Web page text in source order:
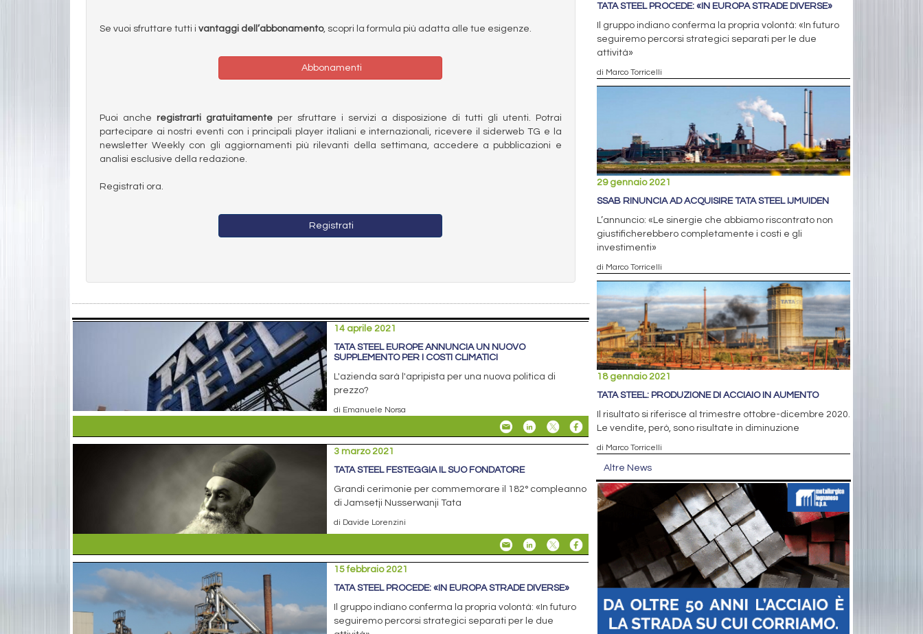
Se vuoi sfruttare tutti i vantaggi dell’abbonamento, scopri la formula più adatta alle tue esigenze.
Abbonamenti
Puoi anche registrarti gratuitamenteper sfruttare i servizi a disposizione di tutti gli utenti. Potrai
partecipare ai nostri eventi con i principali player italiani e internazionali, ricevere il siderweb TG e la
newsletter Weekly con gli aggiornamenti più rilevanti della settimana, accedere a pubblicazioni e
analisi esclusive della redazione.
Registrati ora.
Registrati
14 aprile 2021
TATA STEEL EUROPE ANNUNCIA UN NUOVO
SUPPLEMENTO PER I COSTI CLIMATICI
L'azienda sarà l'apripista per una nuova politica di
prezzo?
di Emanuele Norsa
3 marzo 2021
TATA STEEL FESTEGGIA IL SUO FONDATORE
Grandi cerimonie per commemorare il 182° compleanno
di Jamsetji Nusserwanji Tata
di Davide Lorenzini
15 febbraio 2021
TATA STEEL PROCEDE: «IN EUROPA STRADE DIVERSE»
Il gruppo indiano conferma la propria volontà: «In futuro
seguiremo percorsi strategici separati per le due
TATA STEEL PROCEDE: «IN EUROPA STRADE DIVERSE»
Il gruppo indiano conferma la propria volontà: «In futuro
seguiremo percorsi strategici separati per le due
attività»
di Marco Torricelli
29 gennaio 2021
SSAB RINUNCIA AD ACQUISIRE TATA STEEL IJMUIDEN
L’annuncio: «Le sinergie che abbiamo riscontrato non
giustificherebbero completamente i costi e gli
investimenti»
di Marco Torricelli
18 gennaio 2021
TATA STEEL: PRODUZIONE DI ACCIAIO IN AUMENTO
Il risultato si riferisce al trimestre ottobre-dicembre 2020.
Le vendite, però, sono risultate in diminuzione
di Marco Torricelli
Altre News